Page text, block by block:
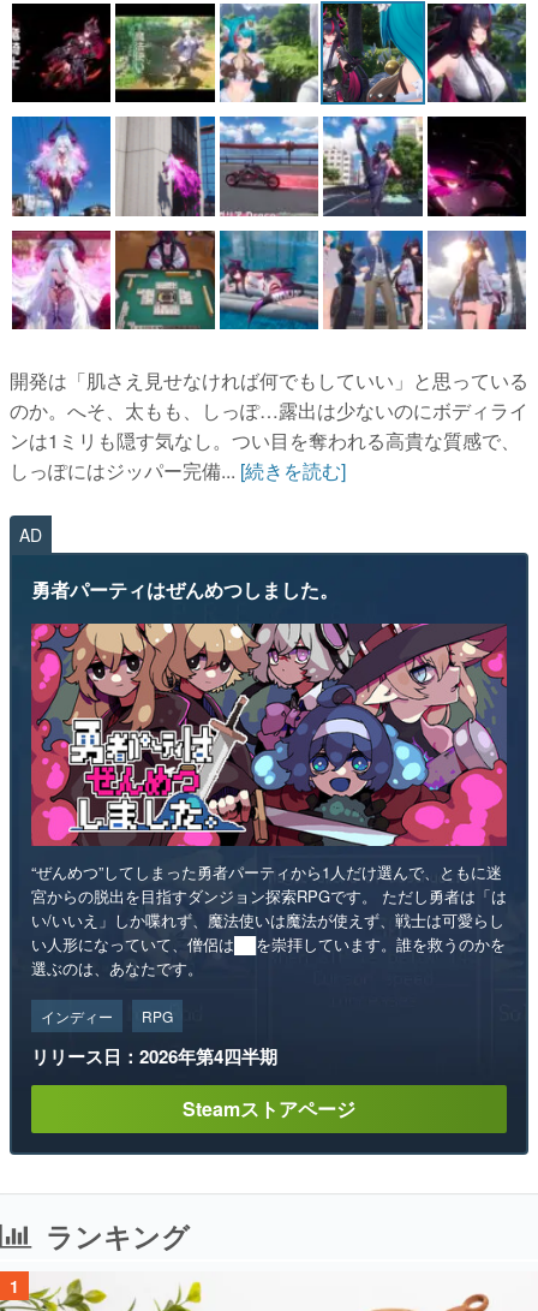
開発は「肌さえ見せなければ何でもしていい」と思っている
のか。へそ、太もも、しっぽ…露出は少ないのにボディライ
ンは1ミリも隠す気なし。つい目を奪われる高貴な質感で、
しっぽにはジッパー完備... [続きを読む]
AD
勇者パーティはぜんめつしました。
“ぜんめつ”してしまった勇者パーティから1人だけ選んで、ともに迷
宮からの脱出を目指すダンジョン探索RPGです。 ただし勇者は「は
い/いいえ」しか喋れず、魔法使いは魔法が使えず、戦士は可愛らし
い人形になっていて、僧侶は██を崇拝しています。誰を救うのかを
選ぶのは、あなたです。
インディー RPG
リリース日：2026年第4四半期
Steamストアページ
ランキング
1